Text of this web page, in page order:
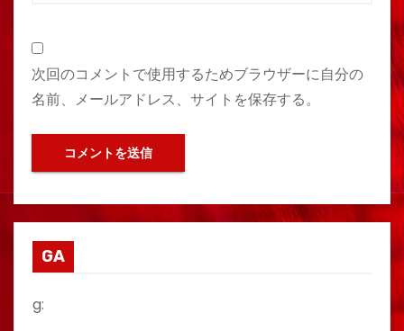
次回のコメントで使用するためブラウザーに自分の
名前、メールアドレス、サイトを保存する。
GA
g: